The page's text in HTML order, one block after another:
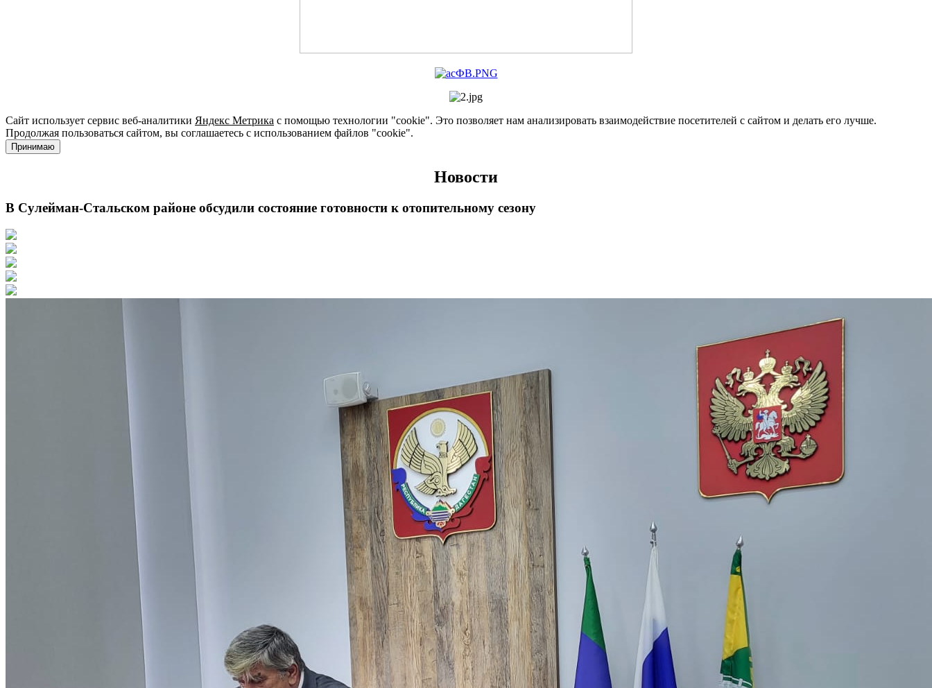
Сайт использует сервис веб-аналитики Яндекс Метрика с помощью технологии "cookie". Это позволяет нам анализировать взаимодействие посетителей с сайтом и делать его лучше.
Продолжая пользоваться сайтом, вы соглашаетесь с использованием файлов "cookie".
Принимаю
Новости
В Сулейман-Стальском районе обсудили состояние готовности к отопительному сезону